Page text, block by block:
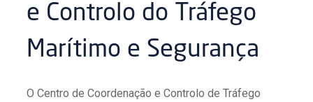
e Controlo do Tráfego
Marítimo e Segurança
O Centro de Coordenação e Controlo de Tráfego